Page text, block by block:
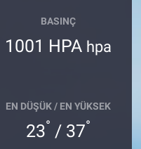
BASINÇ
1001 HPA hpa
EN DÜŞÜK / EN YÜKSEK
23° / 37°